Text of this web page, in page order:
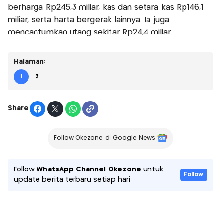
berharga Rp245,3 miliar, kas dan setara kas Rp146,1
miliar, serta harta bergerak lainnya. Ia juga
mencantumkan utang sekitar Rp24,4 miliar.
Halaman:
1 2
Share
Follow Okezone di Google News
FollowWhatsApp Channel Okezone untuk
update berita terbaru setiap hari
Follow